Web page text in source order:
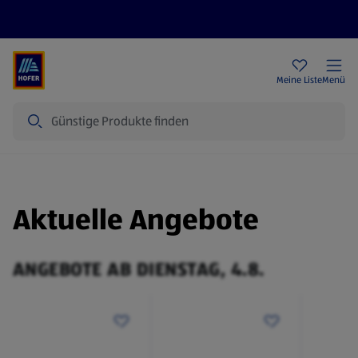
Meine ListeMenü
Aktuelle Angebote
ANGEBOTE AB DIENSTAG, 4.8.